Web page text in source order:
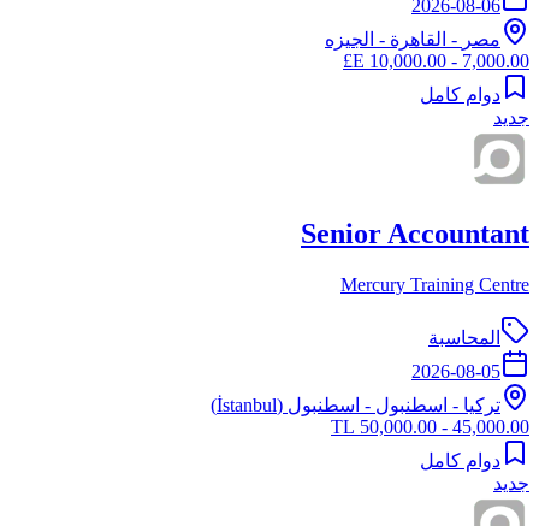
2026-08-06
مصر - القاهرة - الجيزه
7,000.00 - 10,000.00 E£
دوام كامل
جديد
Senior Accountant
Mercury Training Centre
المحاسبة
2026-08-05
تركيا - اسطنبول - اسطنبول (İstanbul)
45,000.00 - 50,000.00 TL
دوام كامل
جديد